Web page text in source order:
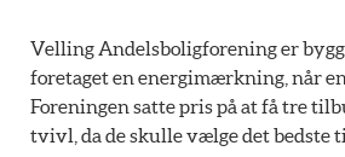
Velling Andelsboligforening er
foretaget en energimærkning, når
Foreningen satte pris på at få tre
tvivl, da de skulle vælge det bedste